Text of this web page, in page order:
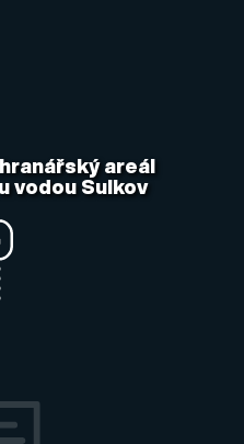
areál
vodou Sulkov